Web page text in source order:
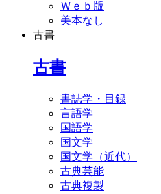
Ｗｅｂ版
美本なし
古書
古書
書誌学・目録
言語学
国語学
国文学
国文学（近代）
古典芸能
古典複製